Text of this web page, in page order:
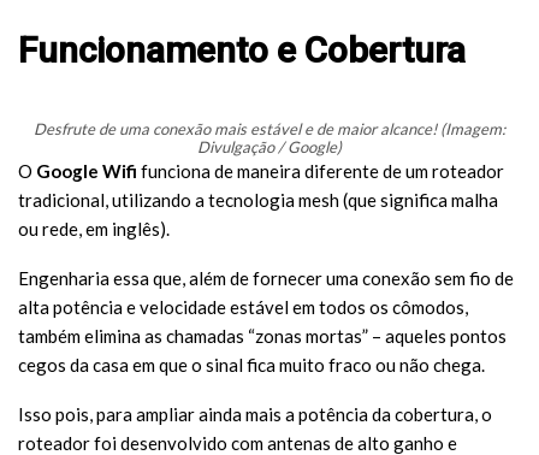
Funcionamento e Cobertura
Desfrute de uma conexão mais estável e de maior alcance! (Imagem:
Divulgação / Google)
O Google Wifi funciona de maneira diferente de um roteador
tradicional, utilizando a tecnologia mesh (que significa malha
ou rede, em inglês).
Engenharia essa que, além de fornecer uma conexão sem fio de
alta potência e velocidade estável em todos os cômodos,
também elimina as chamadas “zonas mortas” – aqueles pontos
cegos da casa em que o sinal fica muito fraco ou não chega.
Isso pois, para ampliar ainda mais a potência da cobertura, o
roteador foi desenvolvido com antenas de alto ganho e